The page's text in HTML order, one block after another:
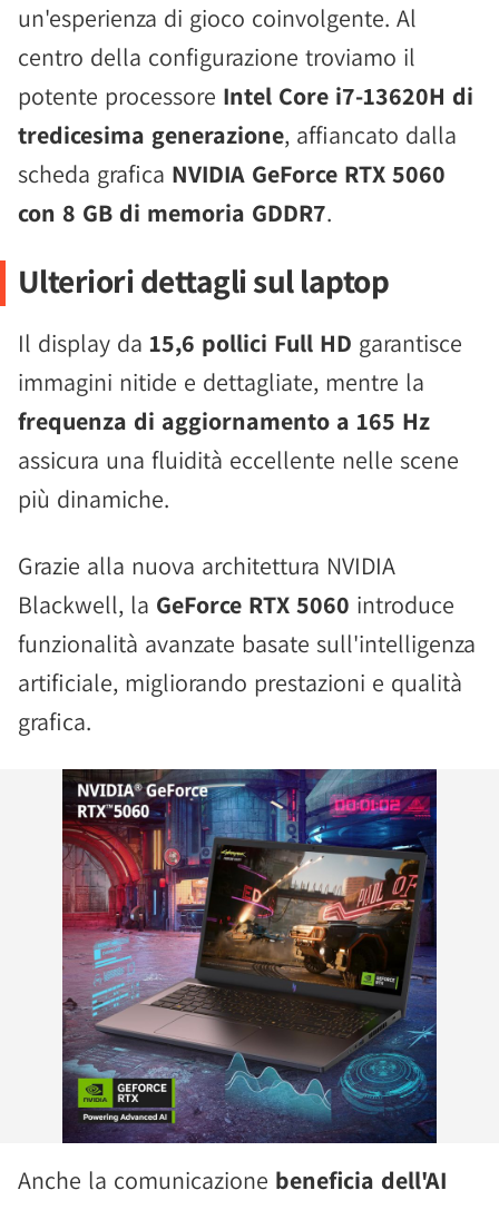
un'esperienza di gioco coinvolgente. Al
centro della configurazione troviamo il
potente processore Intel Core i7-13620H di
tredicesima generazione, affiancato dalla
scheda grafica NVIDIA GeForce RTX 5060
con 8 GB di memoria GDDR7.
Ulteriori dettagli sul laptop
Il display da 15,6 pollici Full HD garantisce
immagini nitide e dettagliate, mentre la
frequenza di aggiornamento a 165 Hz
assicura una fluidità eccellente nelle scene
più dinamiche.
Grazie alla nuova architettura NVIDIA
Blackwell, la GeForce RTX 5060 introduce
funzionalità avanzate basate sull'intelligenza
artificiale, migliorando prestazioni e qualità
grafica.
Anche la comunicazione beneficia dell'AI